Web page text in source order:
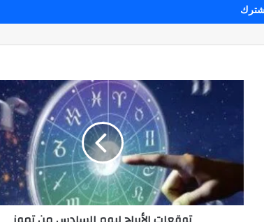
توقعات
الأبراج
السادس
تموز